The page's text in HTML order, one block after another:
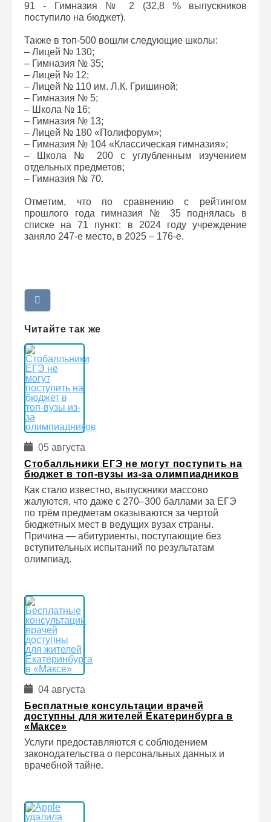
91 - Гимназия № 2 (32,8 % выпускников
поступило на бюджет).
Также в топ-500 вошли следующие школы:
– Лицей № 130;
– Гимназия № 35;
– Лицей № 12;
– Лицей № 110 им. Л.К. Гришиной;
– Гимназия № 5;
– Школа № 16;
– Гимназия № 13;
– Лицей № 180 «Полифорум»;
– Гимназия № 104 «Классическая гимназия»;
– Школа № 200 с углубленным изучением
отдельных предметов;
– Гимназия № 70.
Отметим, что по сравнению с рейтингом
прошлого года гимназия № 35 поднялась в
списке на 71 пункт: в 2024 году учреждение
заняло 247-е место, в 2025 – 176-е.
Читайте так же
05 августа
Стобалльники ЕГЭ не могут поступить на
бюджет в топ-вузы из-за олимпиадников
Как стало известно, выпускники массово
жалуются, что даже с 270–300 баллами за ЕГЭ
по трём предметам оказываются за чертой
бюджетных мест в ведущих вузах страны.
Причина — абитуриенты, поступающие без
вступительных испытаний по результатам
олимпиад.
04 августа
Бесплатные консультации врачей
доступны для жителей Екатеринбурга в
«Максе»
Услуги предоставляются с соблюдением
законодательства о персональных данных и
врачебной тайне.